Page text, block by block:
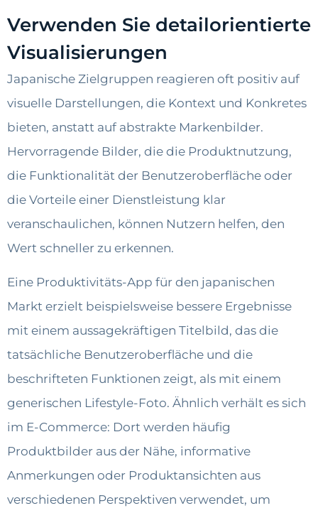
Verwenden Sie detailorientierte
Visualisierungen
Japanische Zielgruppen reagieren oft positiv auf
visuelle Darstellungen, die Kontext und Konkretes
bieten, anstatt auf abstrakte Markenbilder.
Hervorragende Bilder, die die Produktnutzung,
die Funktionalität der Benutzeroberfläche oder
die Vorteile einer Dienstleistung klar
veranschaulichen, können Nutzern helfen, den
Wert schneller zu erkennen.
Eine Produktivitäts-App für den japanischen
Markt erzielt beispielsweise bessere Ergebnisse
mit einem aussagekräftigen Titelbild, das die
tatsächliche Benutzeroberfläche und die
beschrifteten Funktionen zeigt, als mit einem
generischen Lifestyle-Foto. Ähnlich verhält es sich
im E-Commerce: Dort werden häufig
Produktbilder aus der Nähe, informative
Anmerkungen oder Produktansichten aus
verschiedenen Perspektiven verwendet, um